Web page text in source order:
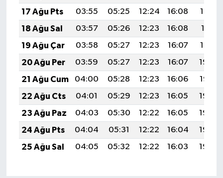
17 Ağu Pts
03:55 05:25 12:24 16:08
19:13
18 Ağu Sal
03:57 05:26 12:23 16:08
19:11
19 Ağu Çar
03:58 05:27 12:23 16:07
19:10
20 Ağu Per
03:59 05:27 12:23 16:07
19:09
21 Ağu Cum
04:00 05:28 12:23 16:06
19:07
22 Ağu Cts
04:01 05:29 12:23 16:05
19:06
23 Ağu Paz
04:03 05:30 12:22 16:05
19:05
24 Ağu Pts
04:04 05:31 12:22 16:04
19:03
25 Ağu Sal
04:05 05:32 12:22 16:03 19:02